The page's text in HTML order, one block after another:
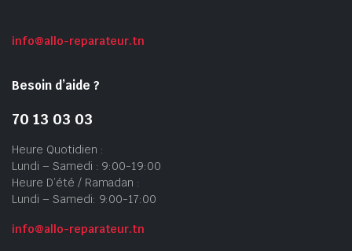
info@allo-reparateur.tn
Besoin d’aide ?
70 13 03 03
Heure Quotidien :
Lundi – Samedi : 9:00-19:00
Heure D’été / Ramadan :
Lundi – Samedi: 9:00-17:00
info@allo-reparateur.tn